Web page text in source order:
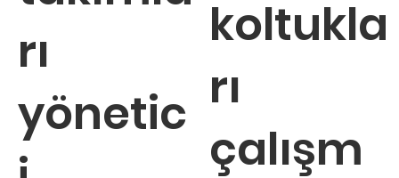
rı
yönetic
koltukla
rı
çalışm